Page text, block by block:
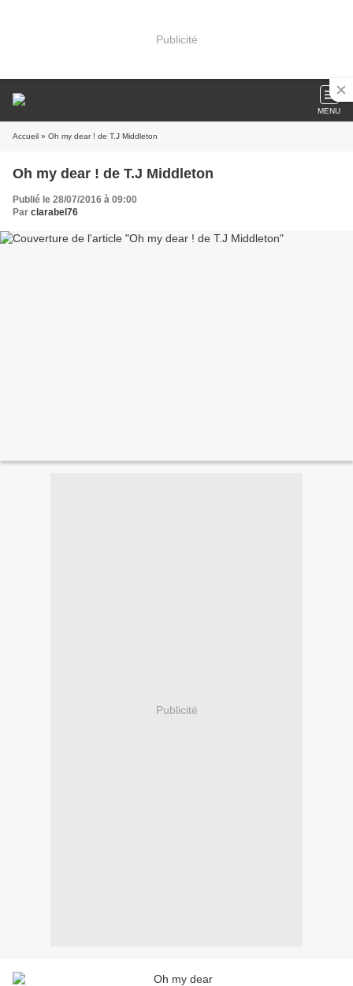
Publicité
MENU
Accueil » Oh my dear ! de T.J Middleton
Oh my dear ! de T.J Middleton
Publié le 28/07/2016 à 09:00
Par clarabel76
Publicité